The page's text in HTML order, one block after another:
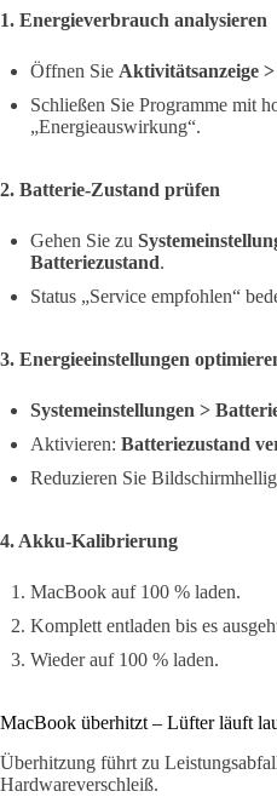
1. Energieverbrauch analysieren
Öffnen Sie Aktivitätsanzeige
Schließen Sie Programme mit
„Energieauswirkung“.
2. Batterie-Zustand prüfen
Gehen Sie zu
Batteriezustand.
Status „Service empfohlen“
3. Energieeinstellungen
Systemeinstellungen >
Aktivieren: Batteriezustand
Reduzieren Sie
4. Akku-Kalibrierung
MacBook auf 100 % laden.
Komplett entladen bis es
Wieder auf 100 % laden.
MacBook überhitzt – Lüfter läuft
Überhitzung führt zu
Hardwareverschleiß.